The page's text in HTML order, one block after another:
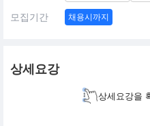
모집기간 채용시까지
상세요강
상세요강을